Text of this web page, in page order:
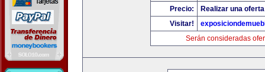
Precio:
Realizar una
Visitar!
Serán consideradas